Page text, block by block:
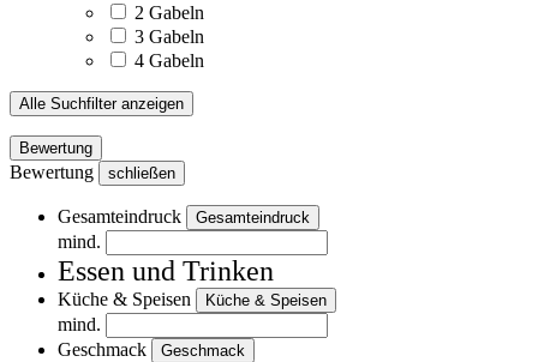
2 Gabeln
3 Gabeln
4 Gabeln
Alle Suchfilter anzeigen
Bewertung
Bewertung schließen
Gesamteindruck Gesamteindruck
mind.
Essen und Trinken
Küche & Speisen Küche & Speisen
mind.
Geschmack
Geschmack